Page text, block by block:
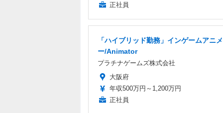
正社員
「ハイブリッド勤務」インゲームアニ
ー/Animator
プラチナゲームズ株式会社
大阪府
年収500万円～1,200万円
正社員